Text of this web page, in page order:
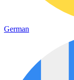
German